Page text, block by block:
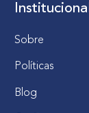
Institucional
Sobre
Políticas
Blog